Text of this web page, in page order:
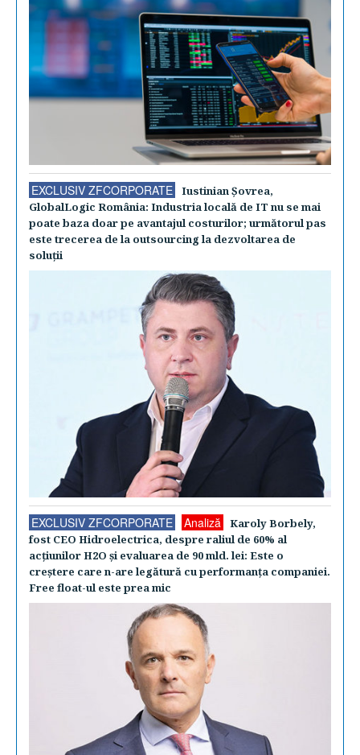
EXCLUSIV ZFCORPORATE
Iustinian Şovrea,
GlobalLogic România: Industria locală de IT nu se mai
poate baza doar pe avantajul costurilor; următorul pas
este trecerea de la outsourcing la dezvoltarea de
soluţii
EXCLUSIV ZFCORPORATE Analiză
Karoly Borbely,
fost CEO Hidroelectrica, despre raliul de 60% al
acţiunilor H2O şi evaluarea de 90 mld. lei: Este o
creştere care n-are legătură cu performanţa companiei.
Free float-ul este prea mic